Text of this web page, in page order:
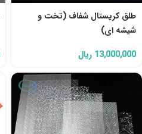
طلق کریستال شفاف (تخت و
شیشه ای)
13,000,000 ریال